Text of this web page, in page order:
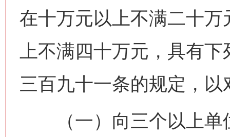
在十万元以上不满二十
上不满四十万元，具有
三百九十一条的规定，
（一）向三个以上单